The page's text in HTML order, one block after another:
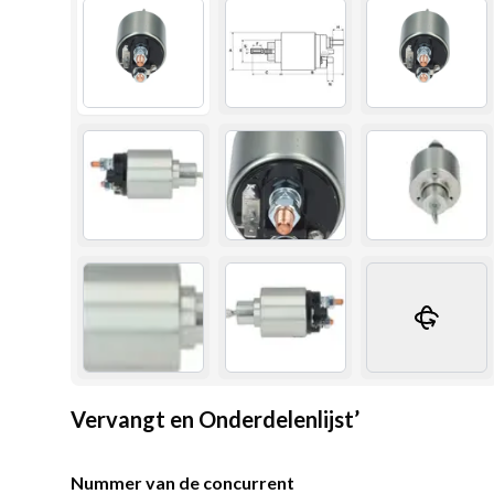
Vervangt en Onderdelenlijst’
Nummer van de concurrent